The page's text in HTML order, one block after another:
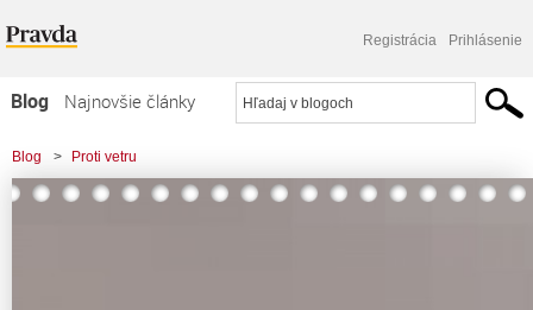
Registrácia Prihlásenie
Blog
Najnovšie články
Najčítanejšie články
Najkomentovanejšie články
Blog > Proti vetru